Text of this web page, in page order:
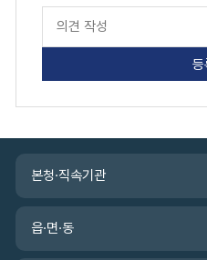
지
족
가
력
본청·직속기관
읍·면·동